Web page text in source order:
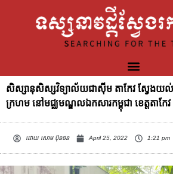
សិស្សានុសិស្សវិទ្យាល័យជាស៊ីម តាកែវ ស្វែងយល់
ក្រហម នៅមជ្ឈមណ្ឌលឯកសារកម្ពុជា ខេត្តតាកែវ
ដោយសោម ប៊ុនថន April 25, 2022 1:21 pm